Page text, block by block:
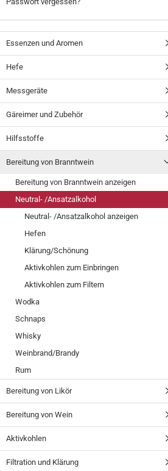
Essenzen und Aromen
Hefe
Messgeräte
Gäreimer und Zubehör
Hilfsstoffe
Bereitung von Branntwein
Bereitung von Branntwein anzeigen
Neutral- /Ansatzalkohol
Neutral- /Ansatzalkohol anzeigen
Hefen
Klärung/Schönung
Aktivkohlen zum Einbringen
Aktivkohlen zum Filtern
Wodka
Schnaps
Whisky
Weinbrand/Brandy
Rum
Bereitung von Likör
Bereitung von Wein
Aktivkohlen
Filtration und Klärung